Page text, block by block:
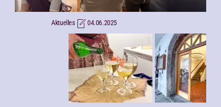
Aktuelles 04.06.2025